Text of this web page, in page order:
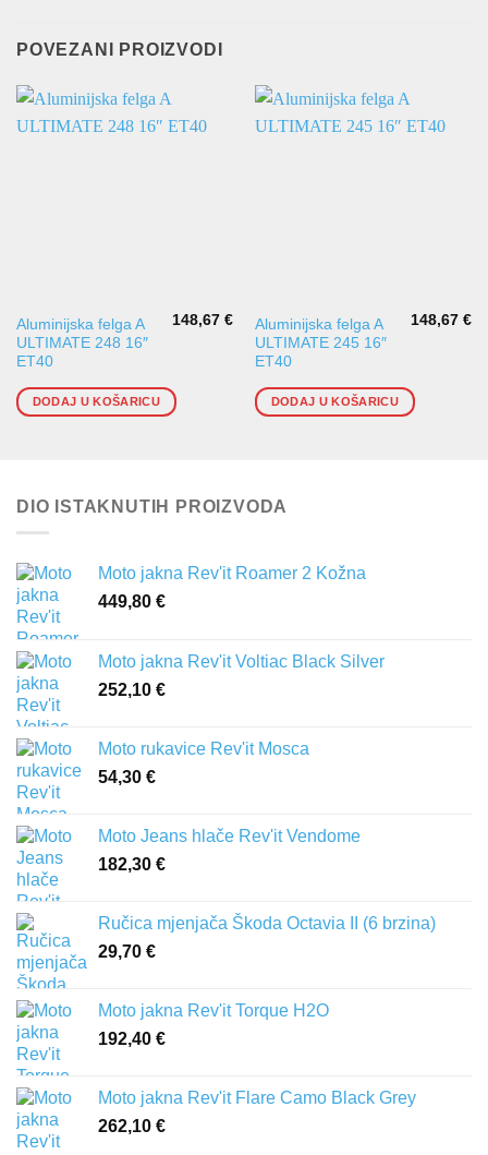
POVEZANI PROIZVODI
Aluminijska felga A
ULTIMATE 248 16″
ET40
148,67€
DODAJ U KOŠARICU
Aluminijska felga A
ULTIMATE 245 16″
ET40
148,67€
DODAJ U KOŠARICU
DIO ISTAKNUTIH PROIZVODA
Moto jakna Rev'it Roamer 2 Kožna
449,80 €
Moto jakna Rev'it Voltiac Black Silver
252,10 €
Moto rukavice Rev'it Mosca
54,30 €
Moto Jeans hlače Rev'it Vendome
182,30 €
Ručica mjenjača Škoda Octavia II (6 brzina)
29,70 €
Moto jakna Rev'it Torque H2O
192,40 €
Moto jakna Rev'it Flare Camo Black Grey
262,10 €